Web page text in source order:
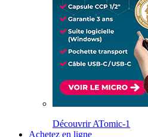
Découvrir ATomic-1
Achetez en ligne